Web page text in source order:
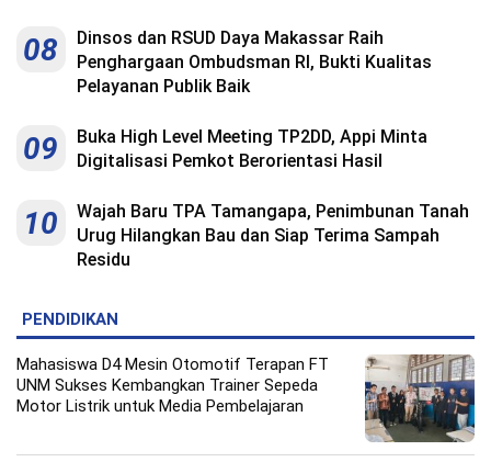
08
Dinsos dan RSUD Daya Makassar Raih
Penghargaan Ombudsman RI, Bukti Kualitas
Pelayanan Publik Baik
09
Buka High Level Meeting TP2DD, Appi Minta
Digitalisasi Pemkot Berorientasi Hasil
10
Wajah Baru TPA Tamangapa, Penimbunan Tanah
Urug Hilangkan Bau dan Siap Terima Sampah
Residu
PENDIDIKAN
Mahasiswa D4 Mesin Otomotif Terapan FT
UNM Sukses Kembangkan Trainer Sepeda
Motor Listrik untuk Media Pembelajaran